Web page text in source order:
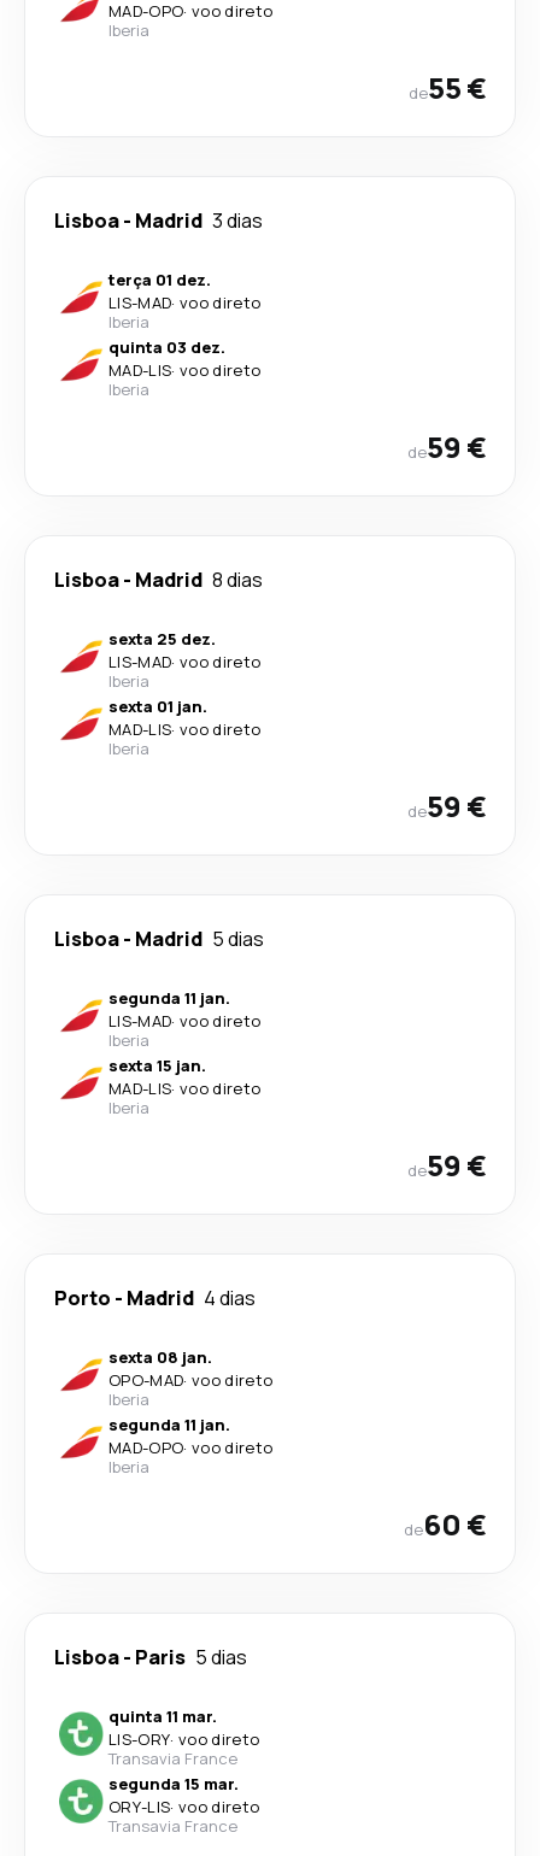
MAD-OPO· voo direto
Iberia
de55 €
Lisboa- Madrid 3 dias
terça 01 dez.
LIS-MAD· voo direto
Iberia
quinta 03 dez.
MAD-LIS· voo direto
Iberia
de59 €
Lisboa- Madrid 8 dias
sexta 25 dez.
LIS-MAD· voo direto
Iberia
sexta 01 jan.
MAD-LIS· voo direto
Iberia
de59 €
Lisboa- Madrid 5 dias
segunda 11 jan.
LIS-MAD· voo direto
Iberia
sexta 15 jan.
MAD-LIS· voo direto
Iberia
de59 €
Porto - Madrid 4 dias
sexta 08 jan.
OPO-MAD· voo direto
Iberia
segunda 11 jan.
MAD-OPO· voo direto
Iberia
de60 €
Lisboa- Paris 5 dias
quinta 11 mar.
LIS-ORY· voo direto
Transavia France
segunda 15 mar.
ORY-LIS· voo direto
Transavia France